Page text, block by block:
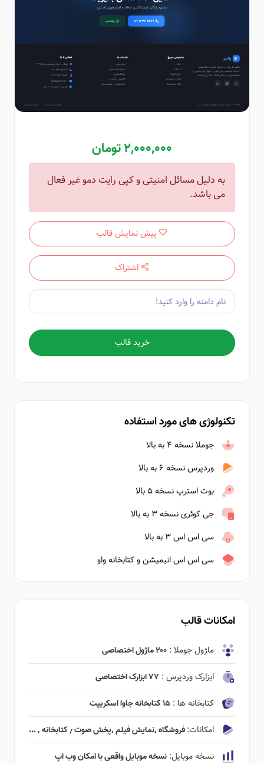
2,000,000 تومان
به دلیل مسائل امنیتی و کپی رایت دمو غیر فعال
می باشد.
پیش نمایش قالب
اشتراک
خرید قالب
تکنولوژی های مورد استفاده
جوملا نسخه ۴ به بالا
وردپرس نسخه ۶ به بالا
بوت استرپ نسخه ۵ بالا
جی کوئری نسخه ۳ به بالا
سی اس اس ۳ به بالا
سی اس اس انیمیشن و کتابخانه واو
امکانات قالب
ماژول جوملا : ۲۰۰ ماژول اختصاصی
ابزارک وردپرس : ۷۷ ابزارک اختصاصی
کتابخانه ها : ۱۵ کتابخانه جاوا اسکریپت
امکانات:فروشگاه ٬‌نمایش فیلم ٬‌پخش صوت ٫ کتابخانه ٬ ...
نسخه موبایل: نسخه موبایل واقعی با امکان وب اپ